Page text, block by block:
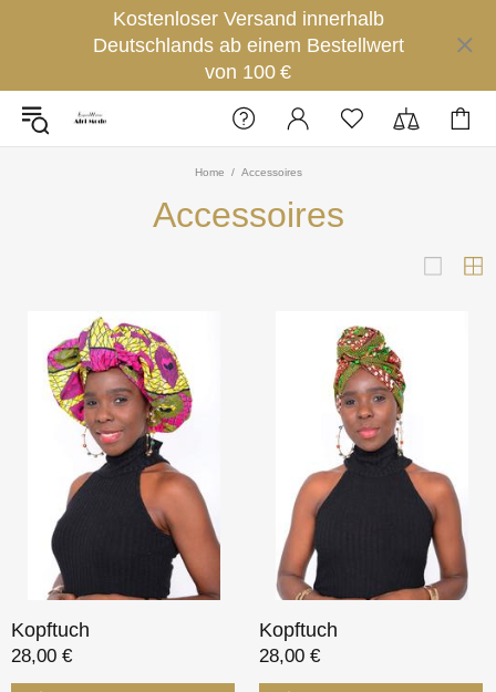
Kostenloser Versand innerhalb
Deutschlands ab einem Bestellwert
von 100 €
Home Accessoires
Accessoires
Kopftuch
28,00 €
Kopftuch
28,00 €